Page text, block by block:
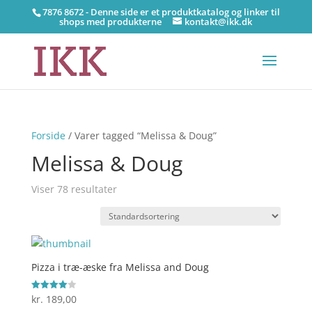
7876 8672 - Denne side er et produktkatalog og linker til
shops med produkterne kontakt@ikk.dk
Forside/ Varer tagged “Melissa & Doug”
Melissa & Doug
Viser 78 resultater
Pizza i træ-æske fra Melissa and Doug
Vurderet
4
kr. 189,00